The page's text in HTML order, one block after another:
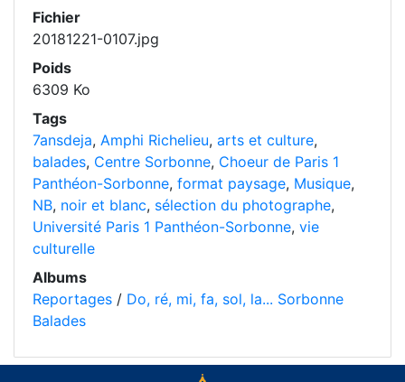
Fichier
20181221-0107.jpg
Poids
6309 Ko
Tags
7ansdeja, Amphi Richelieu, arts et culture,
balades, Centre Sorbonne, Choeur de Paris 1
Panthéon-Sorbonne, format paysage, Musique,
NB, noir et blanc, sélection du photographe,
Université Paris 1 Panthéon-Sorbonne, vie
culturelle
Albums
Reportages / Do, ré, mi, fa, sol, la... Sorbonne
Balades